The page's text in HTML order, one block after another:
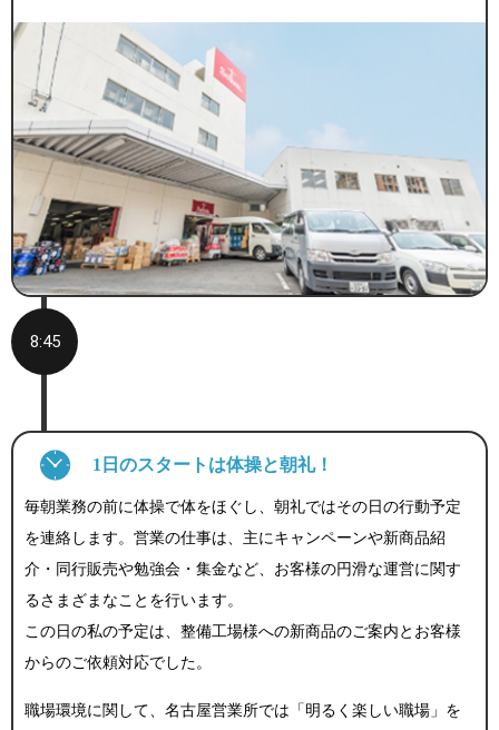
8:45
1日のスタートは体操と朝礼！
毎朝業務の前に体操で体をほぐし、朝礼ではその日の行動予定
を連絡します。営業の仕事は、主にキャンペーンや新商品紹
介・同行販売や勉強会・集金など、お客様の円滑な運営に関す
るさまざまなことを行います。
この日の私の予定は、整備工場様への新商品のご案内とお客様
からのご依頼対応でした。
職場環境に関して、名古屋営業所では「明るく楽しい職場」を